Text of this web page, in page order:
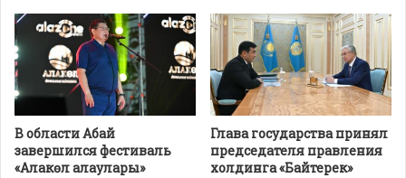
В области Абай
завершился фестиваль
«Алакөл алаулары»
Глава государства принял
председателя правления
холдинга «Байтерек»